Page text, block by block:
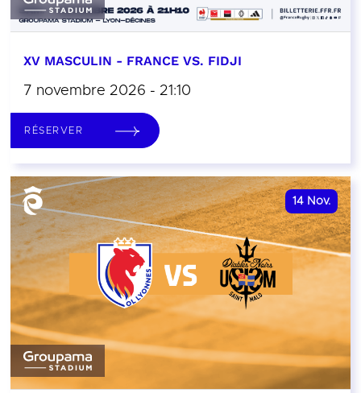
XV MASCULIN - FRANCE VS. FIDJI
7 novembre 2026 - 21:10
RÉSERVER
14 Nov.